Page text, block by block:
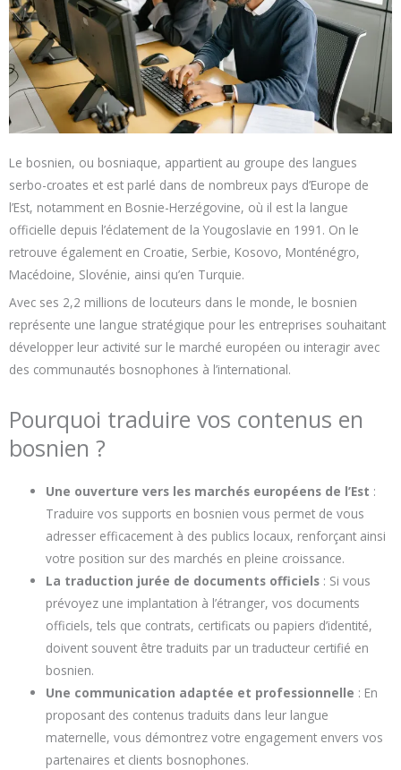
Le bosnien, ou bosniaque, appartient au groupe des langues
serbo-croates et est parlé dans de nombreux pays d’Europe de
l’Est, notamment en Bosnie-Herzégovine, où il est la langue
officielle depuis l’éclatement de la Yougoslavie en 1991. On le
retrouve également en Croatie, Serbie, Kosovo, Monténégro,
Macédoine, Slovénie, ainsi qu’en Turquie.
Avec ses 2,2 millions de locuteurs dans le monde, le bosnien
représente une langue stratégique pour les entreprises souhaitant
développer leur activité sur le marché européen ou interagir avec
des communautés bosnophones à l’international.
Pourquoi traduire vos contenus en
bosnien ?
Une ouverture vers les marchés européens de l’Est :
Traduire vos supports en bosnien vous permet de vous
adresser efficacement à des publics locaux, renforçant ainsi
votre position sur des marchés en pleine croissance.
La traduction jurée de documents officiels : Si vous
prévoyez une implantation à l’étranger, vos documents
officiels, tels que contrats, certificats ou papiers d’identité,
doivent souvent être traduits par un traducteur certifié en
bosnien.
Une communication adaptée et professionnelle : En
proposant des contenus traduits dans leur langue
maternelle, vous démontrez votre engagement envers vos
partenaires et clients bosnophones.